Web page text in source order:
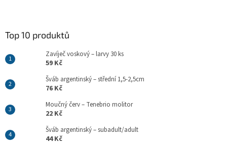
Top 10 produktů
Zavíječ voskový – larvy 30 ks
59 Kč
Šváb argentinský – střední 1,5-2,5cm
76 Kč
Moučný červ – Tenebrio molitor
22 Kč
Šváb argentinský – subadult/adult
44 Kč